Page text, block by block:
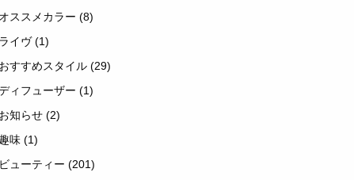
オススメカラー (8)
ライヴ(1)
おすすめスタイル (29)
ィフューザー (1)
お知らせ (2)
趣味 (1)
ビューティー (201)